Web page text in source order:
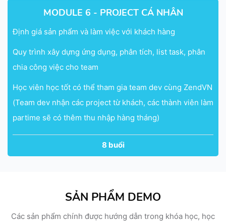
MODULE 6 - PROJECT CÁ NHÂN
Định giá sản phẩm và làm việc với khách hàng
Quy trình xây dựng ứng dụng, phân tích, list task, phân
chia công việc cho team
Học viên học tốt có thể tham gia team dev cùng ZendVN
(Team dev nhận các project từ khách, các thành viên làm
partime sẽ có thêm thu nhập hàng tháng)
8 buổi
SẢN PHẨM DEMO
Các sản phẩm chính được hướng dẫn trong khóa học, học